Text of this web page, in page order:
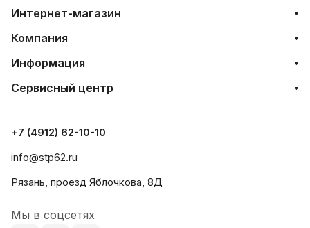
Интернет-магазин
Компания
Информация
Сервисный центр
+7 (4912) 62-10-10
info@stp62.ru
Рязань, проезд Яблочкова, 8Д
Мы в соцсетях